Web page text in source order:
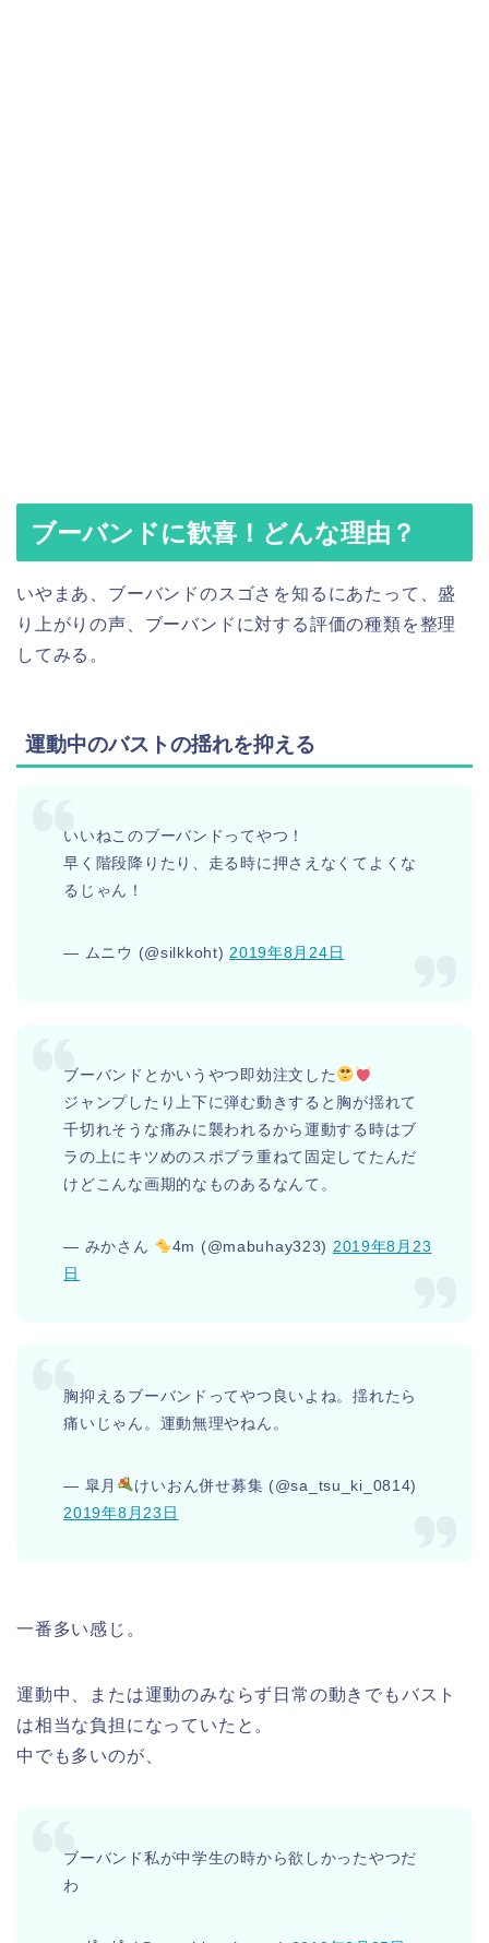
ブーバンドに歓喜！どんな理由？
いやまあ、ブーバンドのスゴさを知るにあたって、盛
り上がりの声、ブーバンドに対する評価の種類を整理
してみる。
運動中のバストの揺れを抑える
いいねこのブーバンドってやつ！
早く階段降りたり、走る時に押さえなくてよくな
るじゃん！
— ムニウ (@silkkoht)2019年8月24日
ブーバンドとかいうやつ即効注文した
ジャンプしたり上下に弾む動きすると胸が揺れて
千切れそうな痛みに襲われるから運動する時はブ
ラの上にキツめのスポブラ重ねて固定してたんだ
けどこんな画期的なものあるなんて。
— みかさん 4m (@mabuhay323) 2019年8月23
日
胸抑えるブーバンドってやつ良いよね。揺れたら
痛いじゃん。運動無理やねん。
— 皐月
けいおん併せ募集 (@sa_tsu_ki_0814)
2019年8月23日
一番多い感じ。
運動中、または運動のみならず日常の動きでもバスト
は相当な負担になっていたと。
中でも多いのが、
ブーバンド私が中学生の時から欲しかったやつだ
わ